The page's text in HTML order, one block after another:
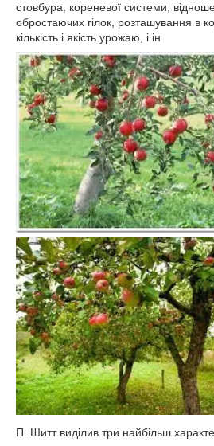
стовбура, кореневої системи,
обростаючих гілок, розташування в
кількість і якість урожаю, і ін
П. Шитт виділив три найбільш